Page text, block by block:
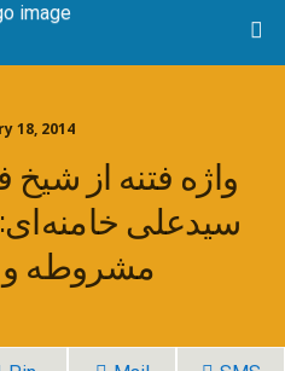
18, 2014
واژه فتنه از شیخ
سیدعلی
مشروطه